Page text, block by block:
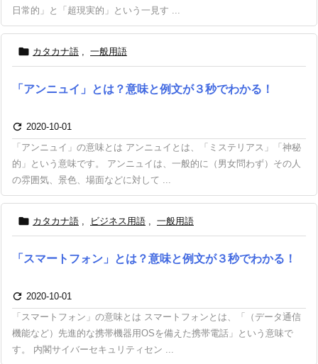
日常的」と「超現実的」という一見す ...
 カタカナ語 , 一般用語
「アンニュイ」とは？意味と例文が３秒でわかる！
 2020-10-01
「アンニュイ」の意味とは アンニュイとは、「ミステリアス」「神秘
的」という意味です。 アンニュイは、一般的に（男女問わず）その人
の雰囲気、景色、場面などに対して ...
 カタカナ語 , ビジネス用語 , 一般用語
「スマートフォン」とは？意味と例文が３秒でわかる！
 2020-10-01
「スマートフォン」の意味とは スマートフォンとは、「（データ通信
機能など）先進的な携帯機器用OSを備えた携帯電話」という意味で
す。 内閣サイバーセキュリティセン ...